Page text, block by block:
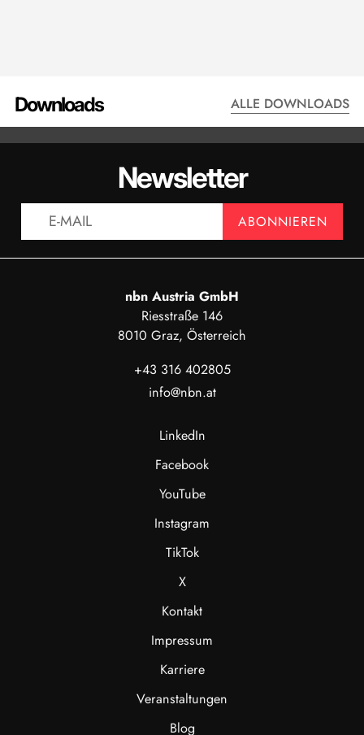
Downloads ALLE DOWNLOADS
DATENBLATT - XTC501
ANZEIGEN
Newsletter
ABONNIEREN
nbn Austria GmbH
Riesstraße 146
8010 Graz, Österreich
+43 316 402805
info@nbn.at
LinkedIn
Facebook
YouTube
Instagram
TikTok
X
Kontakt
Impressum
Karriere
Veranstaltungen
Blog